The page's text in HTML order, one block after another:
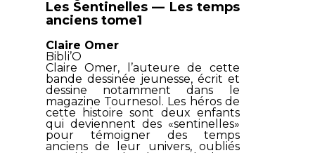
Les Sentinelles — Les temps
anciens tome1
Claire Omer
Bibli’O
Claire Omer, l’auteure de cette
bande dessinée jeunesse, écrit et
dessine notamment dans le
magazine Tournesol. Les héros de
cette histoire sont deux enfants
qui deviennent des «sentinelles»
pour témoigner des temps
anciens de leur univers, oubliés